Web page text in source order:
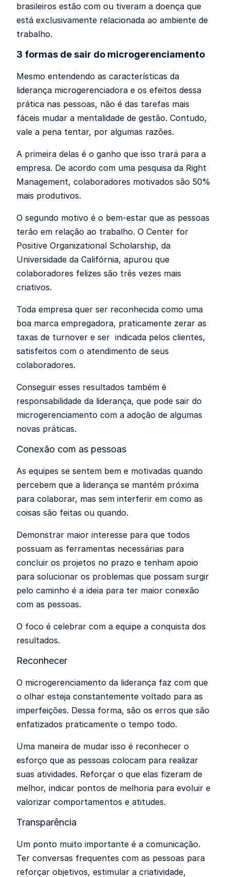
brasileiros estão com ou tiveram a doença que
está exclusivamente relacionada ao ambiente de
trabalho.
3 formas de sair do microgerenciamento
Mesmo entendendo as características da
liderança microgerenciadora e os efeitos dessa
prática nas pessoas, não é das tarefas mais
fáceis mudar a mentalidade de gestão. Contudo,
vale a pena tentar, por algumas razões.
A primeira delas é o ganho que isso trará para a
empresa. De acordo com uma pesquisa da Right
Management, colaboradores motivados são 50%
mais produtivos.
O segundo motivo é o bem-estar que as pessoas
terão em relação ao trabalho. O Center for
Positive Organizational Scholarship, da
Universidade da Califórnia, apurou que
colaboradores felizes são três vezes mais
criativos.
Toda empresa quer ser reconhecida como uma
boa marca empregadora, praticamente zerar as
taxas de turnover e ser indicada pelos clientes,
satisfeitos com o atendimento de seus
colaboradores.
Conseguir esses resultados também é
responsabilidade da liderança, que pode sair do
microgerenciamento com a adoção de algumas
novas práticas.
Conexão com as pessoas
As equipes se sentem bem e motivadas quando
percebem que a liderança se mantém próxima
para colaborar, mas sem interferir em como as
coisas são feitas ou quando.
Demonstrar maior interesse para que todos
possuam as ferramentas necessárias para
concluir os projetos no prazo e tenham apoio
para solucionar os problemas que possam surgir
pelo caminho é a ideia para ter maior conexão
com as pessoas.
O foco é celebrar com a equipe a conquista dos
resultados.
Reconhecer
O microgerenciamento da liderança faz com que
o olhar esteja constantemente voltado para as
imperfeições. Dessa forma, são os erros que são
enfatizados praticamente o tempo todo.
Uma maneira de mudar isso é reconhecer o
esforço que as pessoas colocam para realizar
suas atividades. Reforçar o que elas fizeram de
melhor, indicar pontos de melhoria para evoluir e
valorizar comportamentos e atitudes.
Transparência
Um ponto muito importante é a comunicação.
Ter conversas frequentes com as pessoas para
reforçar objetivos, estimular a criatividade,